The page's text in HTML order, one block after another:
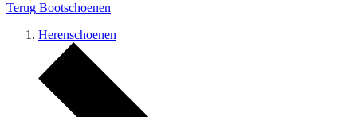
Terug Bootschoenen
Herenschoenen